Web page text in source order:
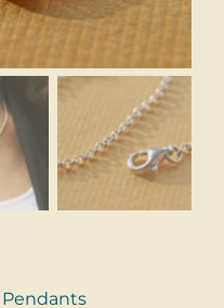
Pendants